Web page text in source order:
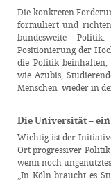
Die konkreten
formuliert und
bundesweite
Positionierung der
die Politik beinhalten,
wie Azubis,
Menschen wieder in
Die Universität–
Wichtig ist der
Ort progressiver
wenn noch
„In Köln braucht es